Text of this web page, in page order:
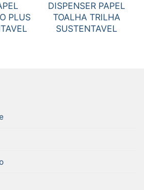
PLUS
DISPENSER PAPEL
TOALHA TRILHA
SUSTENTAVEL